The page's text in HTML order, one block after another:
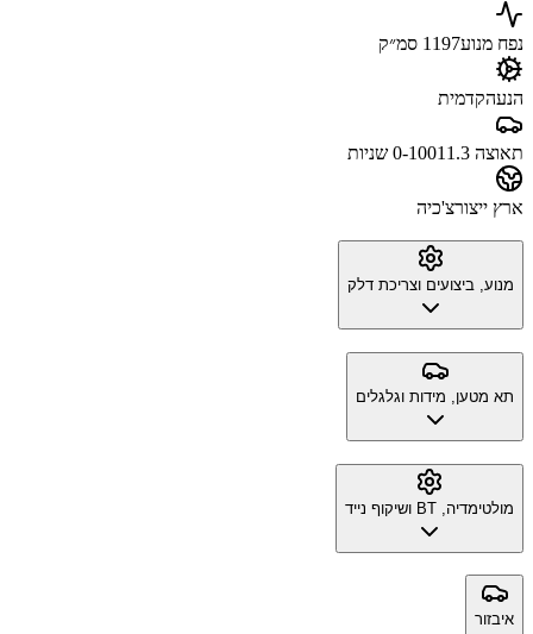
נפח מנוע1197 סמ״ק
הנעהקדמית
תאוצה 0-100 11.3 שניות
ארץ ייצורצ'כיה
מנוע, ביצועים וצריכת דלק
תא מטען, מידות וגלגלים
מולטימדיה, BT ושיקוף נייד
איבזור